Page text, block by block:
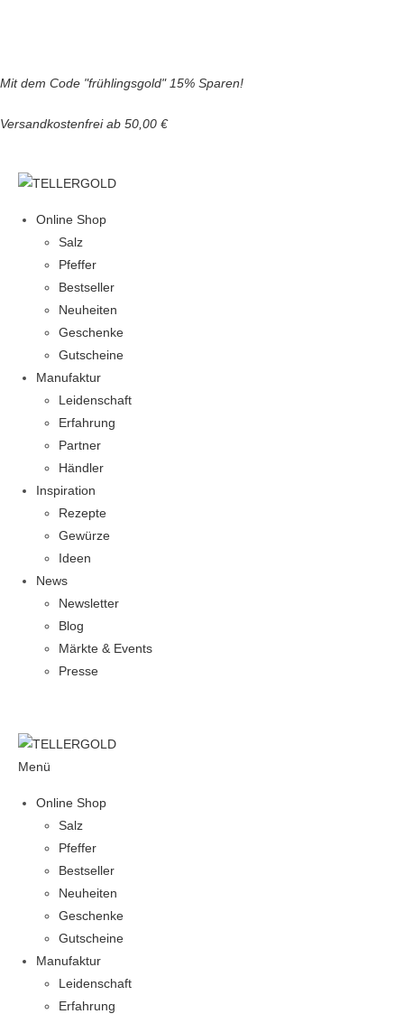
Zum
springen
Mit dem Code "frühlingsgold"15% Sparen!
Versandkostenfrei ab 50,00 €
Online Shop
Salz
Pfeffer
Bestseller
Neuheiten
Geschenke
Gutscheine
Manufaktur
Leidenschaft
Erfahrung
Partner
Händler
Inspiration
Rezepte
Gewürze
Ideen
News
Newsletter
Blog
Märkte & Events
Presse
Menü
Online Shop
Salz
Pfeffer
Bestseller
Neuheiten
Geschenke
Gutscheine
Manufaktur
Leidenschaft
Erfahrung